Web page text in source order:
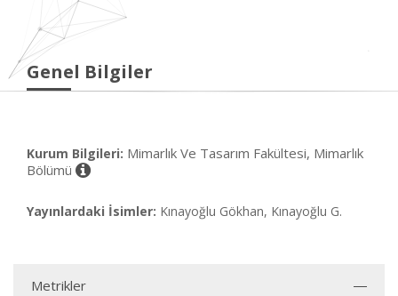
Genel Bilgiler
Kurum Bilgileri: Mimarlık Ve Tasarım Fakültesi, Mimarlık
Bölümü
Yayınlardaki İsimler: Kınayoğlu Gökhan, Kınayoğlu G.
Metrikler